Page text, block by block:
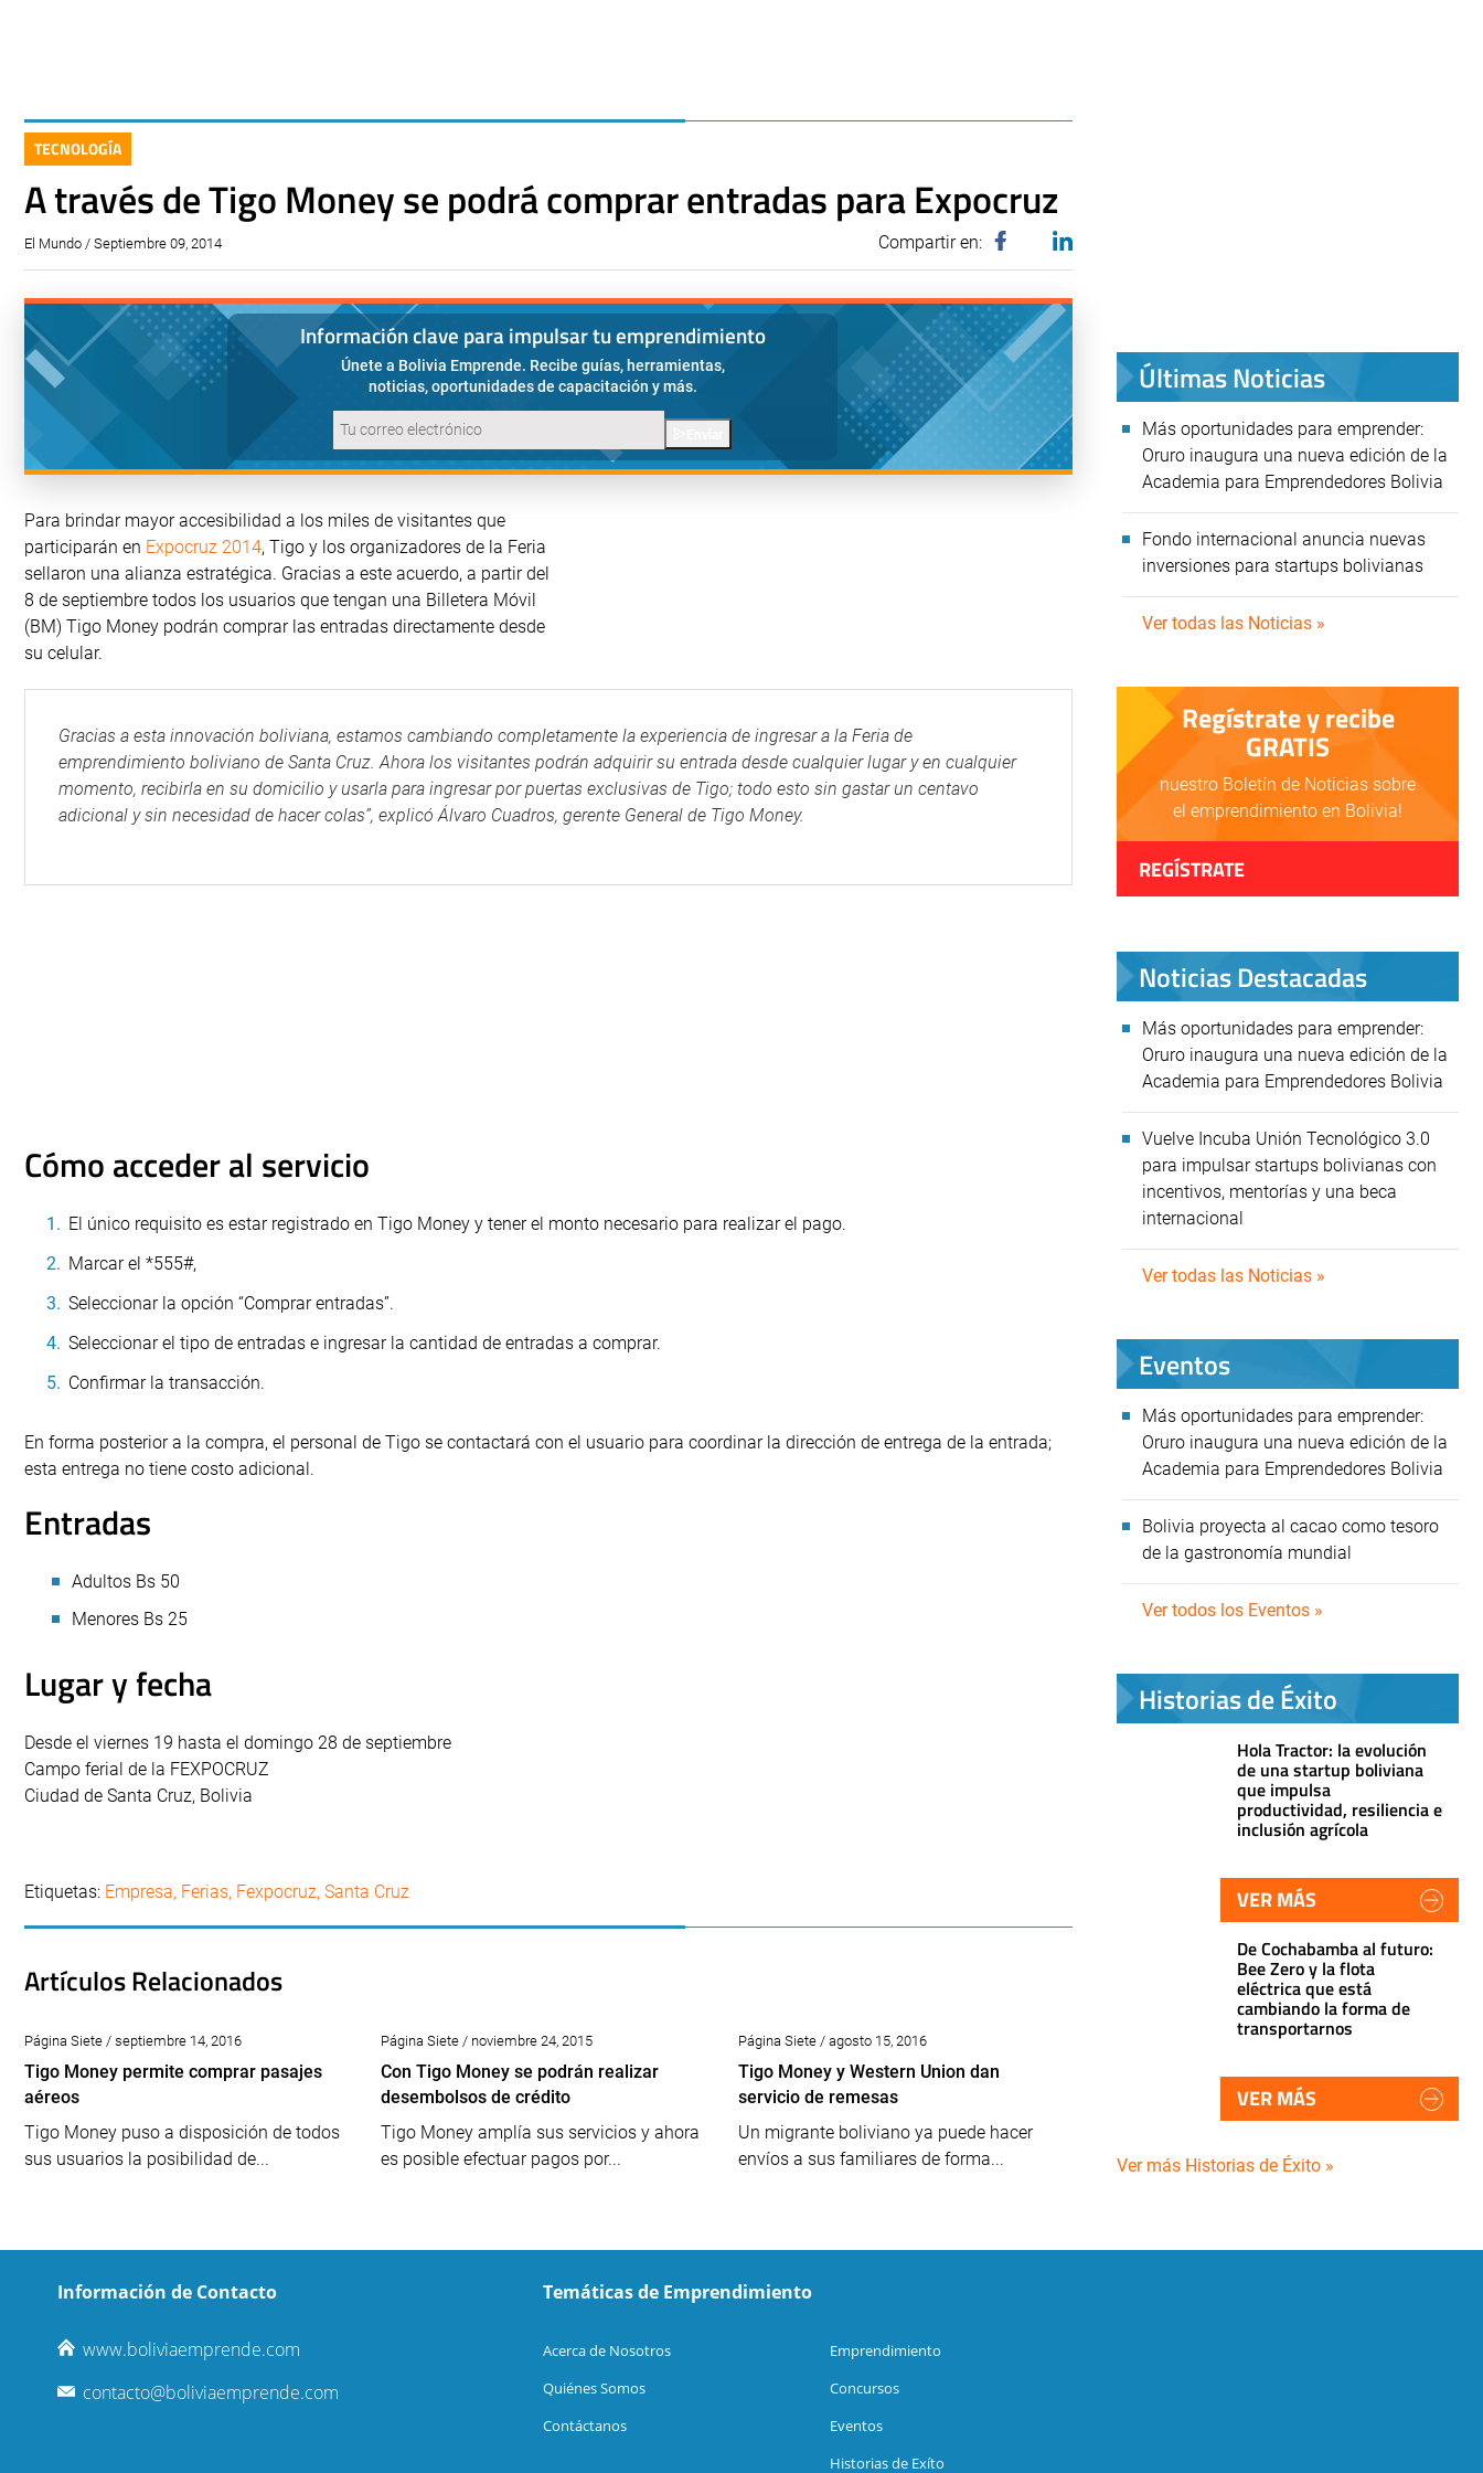
TECNOLOGÍA
A través de Tigo Money se podrá comprar entradas para Expocruz
El Mundo / Septiembre 09, 2014 Compartir en:
Información clave para impulsar tu emprendimiento
Únete a Bolivia Emprende. Recibe guías, herramientas,
noticias, oportunidades de capacitación y más.
Para brindar mayor accesibilidad a los miles de visitantes que
participarán en Expocruz 2014, Tigo y los organizadores de la Feria
sellaron una alianza estratégica. Gracias a este acuerdo, a partir del
8 de septiembre todos los usuarios que tengan una Billetera Móvil
(BM) Tigo Money podrán comprar las entradas directamente desde
su celular.
Gracias a esta innovación boliviana, estamos cambiando completamente la experiencia de ingresar a la Feria de
emprendimiento boliviano de Santa Cruz. Ahora los visitantes podrán adquirir su entrada desde cualquier lugar y en cualquier
momento, recibirla en su domicilio y usarla para ingresar por puertas exclusivas de Tigo; todo esto sin gastar un centavo
adicional y sin necesidad de hacer colas”, explicó Álvaro Cuadros, gerente General de Tigo Money.
Cómo acceder al servicio
El único requisito es estar registrado en Tigo Money y tener el monto necesario para realizar el pago.
Marcar el *555#,
Seleccionar la opción “Comprar entradas”.
Seleccionar el tipo de entradas e ingresar la cantidad de entradas a comprar.
Confirmar la transacción.
En forma posterior a la compra, el personal de Tigo se contactará con el usuario para coordinar la dirección de entrega de la entrada;
esta entrega no tiene costo adicional.
Entradas
Adultos Bs 50
Menores Bs 25
Lugar y fecha
Desde el viernes 19 hasta el domingo 28 de septiembre
Campo ferial de la FEXPOCRUZ
Ciudad de Santa Cruz, Bolivia
Etiquetas: Empresa, Ferias, Fexpocruz, Santa Cruz
Artículos Relacionados
Página Siete / septiembre 14, 2016
Tigo Money permite comprar pasajes
aéreos
Tigo Money puso a disposición de todos
sus usuarios la posibilidad de...
Página Siete / noviembre 24, 2015
Con Tigo Money se podrán realizar
desembolsos de crédito
Tigo Money amplía sus servicios y ahora
es posible efectuar pagos por...
Página Siete / agosto 15, 2016
Tigo Money y Western Union dan
servicio de remesas
Un migrante boliviano ya puede hacer
envíos a sus familiares de forma...
Últimas Noticias
Más oportunidades para emprender:
Oruro inaugura una nueva edición de la
Academia para Emprendedores Bolivia
Fondo internacional anuncia nuevas
inversiones para startups bolivianas
Ver todas las Noticias »
Regístrate y recibe
GRATIS
nuestro Boletín de Noticias sobre
el emprendimiento en Bolivia!
REGÍSTRATE
Noticias Destacadas
Más oportunidades para emprender:
Oruro inaugura una nueva edición de la
Academia para Emprendedores Bolivia
Vuelve Incuba Unión Tecnológico 3.0
para impulsar startups bolivianas con
incentivos, mentorías y una beca
internacional
Ver todas las Noticias »
Eventos
Más oportunidades para emprender:
Oruro inaugura una nueva edición de la
Academia para Emprendedores Bolivia
Bolivia proyecta al cacao como tesoro
de la gastronomía mundial
Ver todos los Eventos »
Historias de Éxito
Hola Tractor: la evolución
de una startup boliviana
que impulsa
productividad, resiliencia e
inclusión agrícola
VER MÁS
De Cochabamba al futuro:
Bee Zero y la flota
eléctrica que está
cambiando la forma de
transportarnos
VER MÁS
Ver más Historias de Éxito »
Información de Contacto
www.boliviaemprende.com
contacto@boliviaemprende.com
Temáticas de Emprendimiento
Acerca de Nosotros
Quiénes Somos
Contáctanos
Emprendimiento
Concursos
Eventos
Historias de Exíto